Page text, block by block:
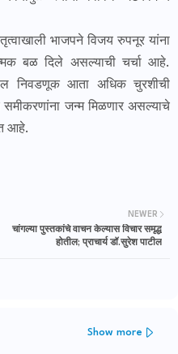
भाजपने विजय रुपनूर यांना
बळ दिले असल्याची चर्चा आहे.
निवडणूक आता अधिक चुरशीची
जन्म मिळणार असल्याचे
आहे.
NEWER
चांगल्या पुस्तकांचे वाचन केल्यास विचार समृद्ध
होतील; प्राचार्य डॉ.सुरेश पाटील
Show more